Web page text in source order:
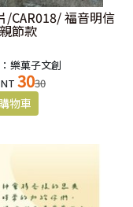
/CAR018/ 福音明信
節款
樂菓子文創
3030